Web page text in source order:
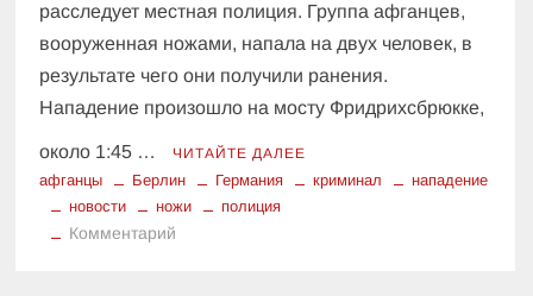
расследует местная полиция. Группа афганцев,
вооруженная ножами, напала на двух человек, в
результате чего они получили ранения.
Нападение произошло на мосту Фридрихсбрюкке,
около 1:45 … ЧИТАЙТЕ ДАЛЕЕ
афганцы Берлин Германия криминал
нападение
новости
ножи полиция
Комментарий